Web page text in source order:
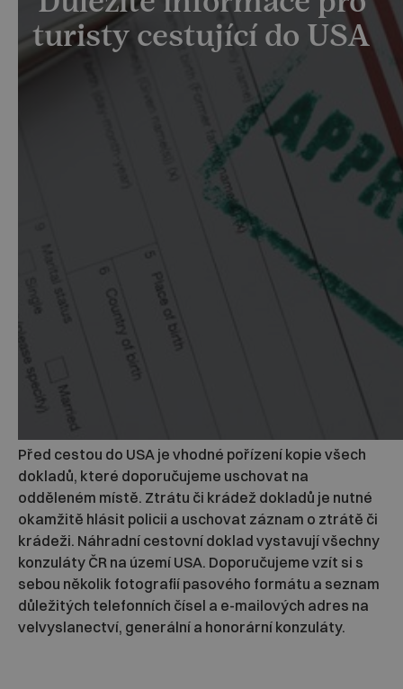
turisty cestující do USA
Doklady a víza v USA
Občané České republiky již nepotřebují při cestách do
Spojených států víza. Podrobné informace ohledně
bezvízového styku najdete na webových stránkách
Před cestou do USA je vhodné pořízení kopie všech
dokladů, které doporučujeme uschovat na
odděleném místě. Ztrátu či krádež dokladů je nutné
okamžitě hlásit policii a uschovat záznam o ztrátě či
krádeži. Náhradní cestovní doklad vystavují všechny
konzuláty ČR na území USA. Doporučujeme vzít si s
sebou několik fotografií pasového formátu a seznam
důležitých telefonních čísel a e-mailových adres na
velvyslanectví, generální a honorární konzuláty.